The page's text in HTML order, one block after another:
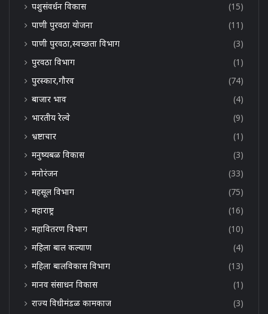
पशुसंवर्धन विकास
(15)
पाणी पुरवठा योजना
(11)
पाणी पुरवठा,स्वच्छता विभाग
(3)
पुरवठा विभाग
(1)
पुरस्कार,गौरव
(74)
बाजार भाव
(4)
भारतीय रेल्वे
(9)
भ्रष्टाचार
(1)
मनुष्यबळ विकास
(3)
मनोरंजन
(33)
महसूल विभाग
(75)
महाराष्ट्र
(16)
महावितरण विभाग
(10)
महिला बाल कल्याण
(4)
महिला बालविकास विभाग
(13)
मानव संसाधन विकास
(1)
राज्य विधीमंडळ कामकाज
(3)